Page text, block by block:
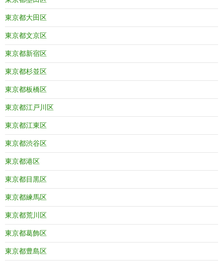
東京都大田区
東京都文京区
東京都新宿区
東京都杉並区
東京都板橋区
東京都江戸川区
東京都江東区
東京都渋谷区
東京都港区
東京都目黒区
東京都練馬区
東京都荒川区
東京都葛飾区
東京都豊島区